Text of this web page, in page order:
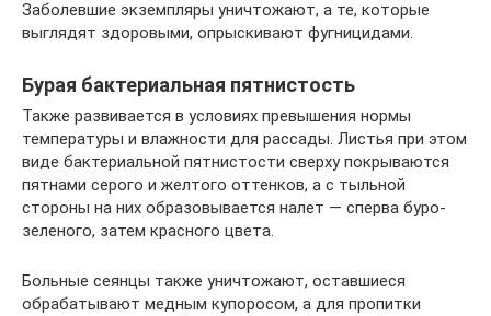
Заболевшие экземпляры уничтожают, а те, которые
выглядят здоровыми, опрыскивают фугницидами.
Бурая бактериальная пятнистость
Также развивается в условиях превышения нормы
температуры и влажности для рассады. Листья при этом
виде бактериальной пятнистости сверху покрываются
пятнами серого и желтого оттенков, а с тыльной
стороны на них образовывается налет — сперва буро-
зеленого, затем красного цвета.
Больные сеянцы также уничтожают, оставшиеся
обрабатывают медным купоросом, а для пропитки